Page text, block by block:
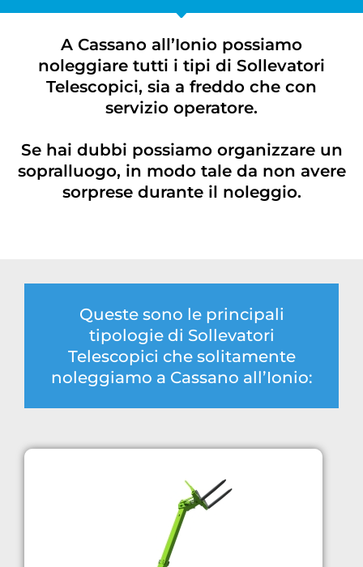
A Cassano all’Ionio possiamo
noleggiare tutti i tipi di Sollevatori
Telescopici, sia a freddo che con
servizio operatore.
Se hai dubbi possiamo organizzare un
sopralluogo, in modo tale da non avere
sorprese durante il noleggio.
Queste sono le principali
tipologie di Sollevatori
Telescopici che solitamente
noleggiamo a Cassano all’Ionio: